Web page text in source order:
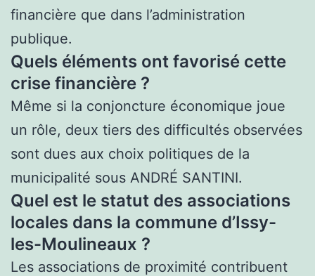
financière que dans l’administration
publique.
Quels éléments ont favorisé cette
crise financière ?
Même si la conjoncture économique joue
un rôle, deux tiers des difficultés observées
sont dues aux choix politiques de la
municipalité sous ANDRÉ SANTINI.
Quel est le statut des associations
locales dans la commune d’Issy-
les-Moulineaux ?
Les associations de proximité contribuent